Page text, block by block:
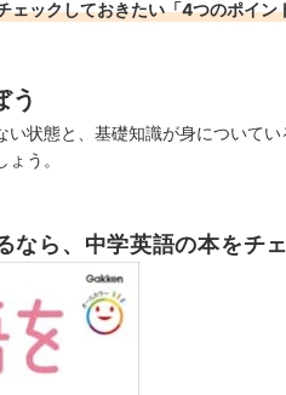
ェックしておきたい「4つのポイン
う
状態と、基礎知識が身について
う。
なら、中学英語の本をチ